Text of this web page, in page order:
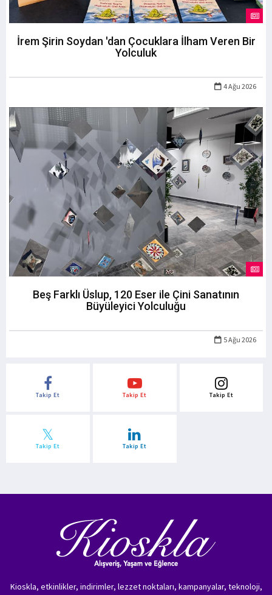
İrem Şirin Soydan 'dan Çocuklara İlham Veren Bir
Yolculuk
4 Ağu 2026
Beş Farklı Üslup, 120 Eser ile Çini Sanatının
Büyüleyici Yolculuğu
5 Ağu 2026
Takip Et Takip Et Takip Et
Takip Et Takip Et
Kioskla, etkinlikler, indirimler, lezzet noktaları, kampanyalar, teknoloji,